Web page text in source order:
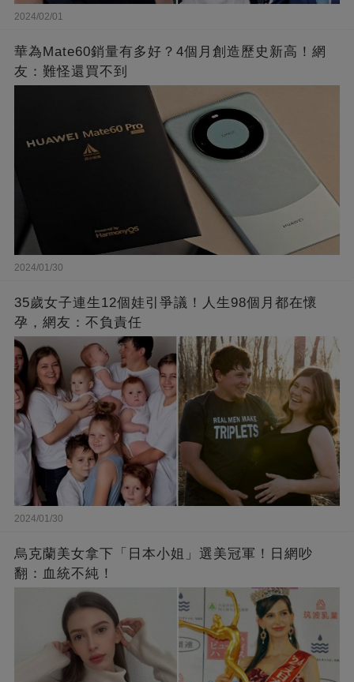
2024/02/01
華為Mate60銷量有多好？4個月創造歷史新高！網
友：難怪還買不到
2024/01/30
35歲女子連生12個娃引爭議！人生98個月都在懷
孕，網友：不負責任
2024/01/30
烏克蘭美女拿下「日本小姐」選美冠軍！日網吵
翻：血統不純！